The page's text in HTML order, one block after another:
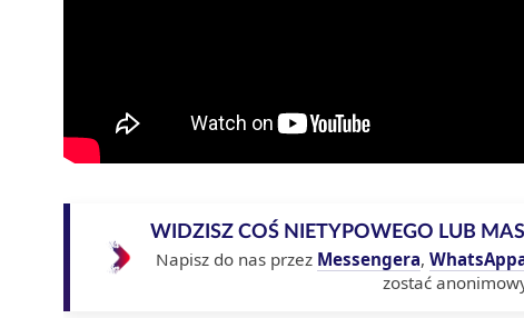
WIDZISZ COŚ NIETYPOWEGO LUB
Napisz do nas przez Messengera,
zostać